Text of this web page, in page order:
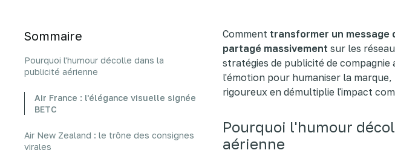
Sommaire
Pourquoi l'humour décolle dans la
publicité aérienne
Air France : l'élégance visuelle signée
BETC
Air New Zealand : le trône des consignes
virales
Comment transformer un message
partagé massivement sur les
stratégies de publicité de
l'émotion pour humaniser la
rigoureux en démultiplie l'impact
Pourquoi l'humour
aérienne